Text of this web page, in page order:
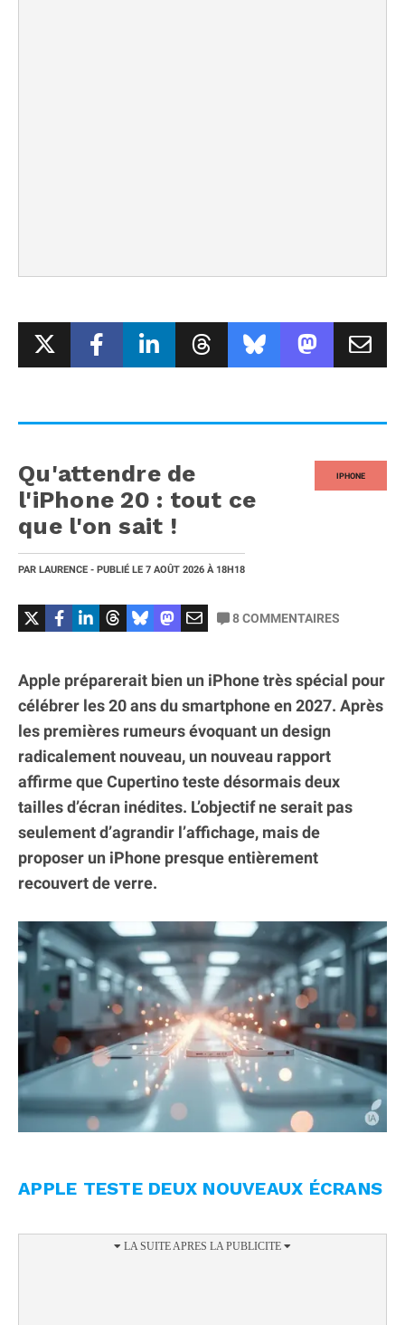
IPHONE
Qu'attendre de
l'iPhone 20 : tout ce
que l'on sait !
PAR LAURENCE - PUBLIÉ LE 7 AOÛT 2026 À 18H18
8COMMENTAIRES
Apple préparerait bien un iPhone très spécial pour
célébrer les 20 ans du smartphone en 2027. Après
les premières rumeurs évoquant un design
radicalement nouveau, un nouveau rapport
affirme que Cupertino teste désormais deux
tailles d’écran inédites. L’objectif ne serait pas
seulement d’agrandir l’affichage, mais de
proposer un iPhone presque entièrement
recouvert de verre.
APPLE TESTE DEUX NOUVEAUX ÉCRANS